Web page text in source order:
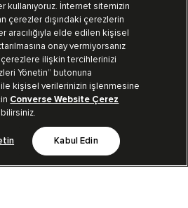
kullanıyoruz. İnternet sitemizin
çerezler dışındaki çerezlerin
aracılığıyla elde edilen kişisel
onay vermiyorsanız
ilişkin tercihlerinizi
Yönetin” butonuna
kişisel verilerinizin işlenmesine
Converse Website Çerez
Kabul Edin